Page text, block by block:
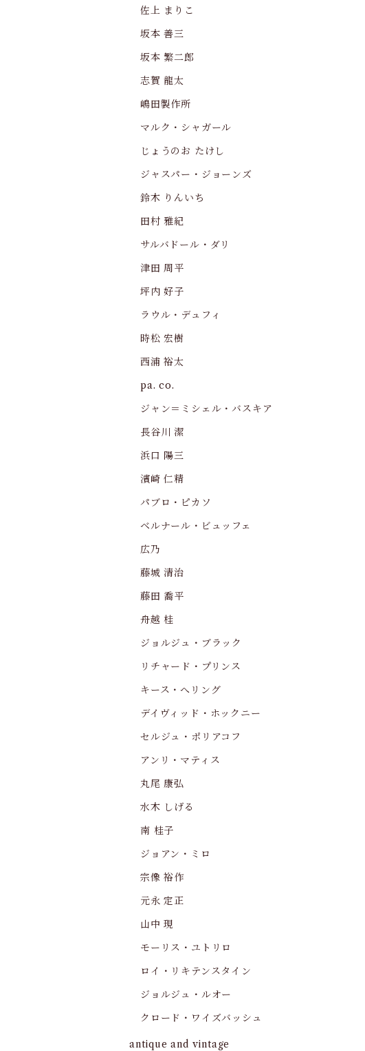
佐上 まりこ
坂本 善三
坂本 繁二郎
志賀 龍太
嶋田製作所
マルク・シャガール
じょうのお たけし
ジャスパー・ジョーンズ
鈴木 りんいち
田村 雅紀
サルバドール・ダリ
津田 周平
坪内 好子
ラウル・デュフィ
時松 宏樹
西浦 裕太
pa. co.
ジャン＝ミシェル・バスキア
長谷川 潔
浜口 陽三
濱崎 仁精
パブロ・ピカソ
ベルナール・ビュッフェ
広乃
藤城 清治
藤田 喬平
舟越 桂
ジョルジュ・ブラック
リチャード・プリンス
キース・へリング
デイヴィッド・ホックニー
セルジュ・ポリアコフ
アンリ・マティス
丸尾 康弘
水木 しげる
南 桂子
ジョアン・ミロ
宗像 裕作
元永 定正
山中 現
モーリス・ユトリロ
ロイ・リキテンスタイン
ジョルジュ・ルオー
クロード・ワイズバッシュ
antique and vintage